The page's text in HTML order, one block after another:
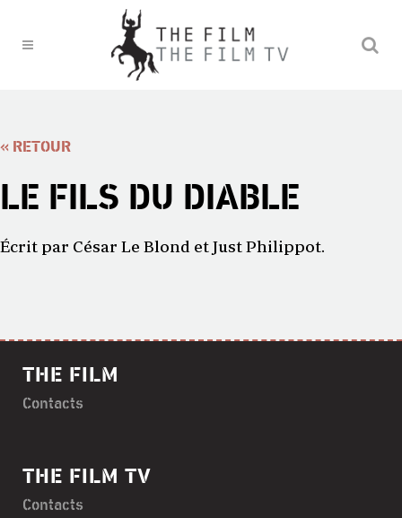
« RETOUR
LE FILS DU DIABLE
Écrit par César Le Blond et Just Philippot.
THE FILM
Contacts
THE FILM TV
Contacts